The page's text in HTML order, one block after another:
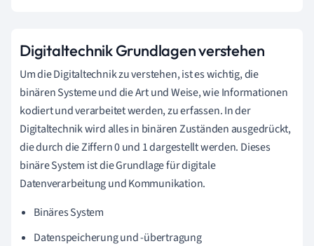
Digitaltechnik Grundlagen verstehen
Um die Digitaltechnik zu verstehen, ist es wichtig, die
binären Systeme und die Art und Weise, wie Informationen
kodiert und verarbeitet werden, zu erfassen. In der
Digitaltechnik wird alles in binären Zuständen ausgedrückt,
die durch die Ziffern 0 und 1 dargestellt werden. Dieses
binäre System ist die Grundlage für digitale
Datenverarbeitung und Kommunikation.
Binäres System
Datenspeicherung und -übertragung